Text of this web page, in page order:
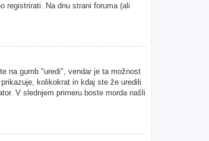
registrirati. Na dnu strani foruma (ali
na gumb "uredi", vendar je ta možnost
kolikokrat in kdaj ste že uredili
V slednjem primeru boste morda našli